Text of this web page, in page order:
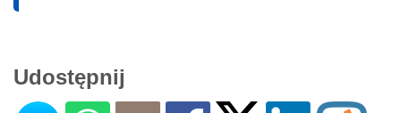
Udostępnij